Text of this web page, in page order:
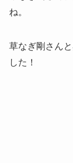
ね。
草なぎ剛さん
した！